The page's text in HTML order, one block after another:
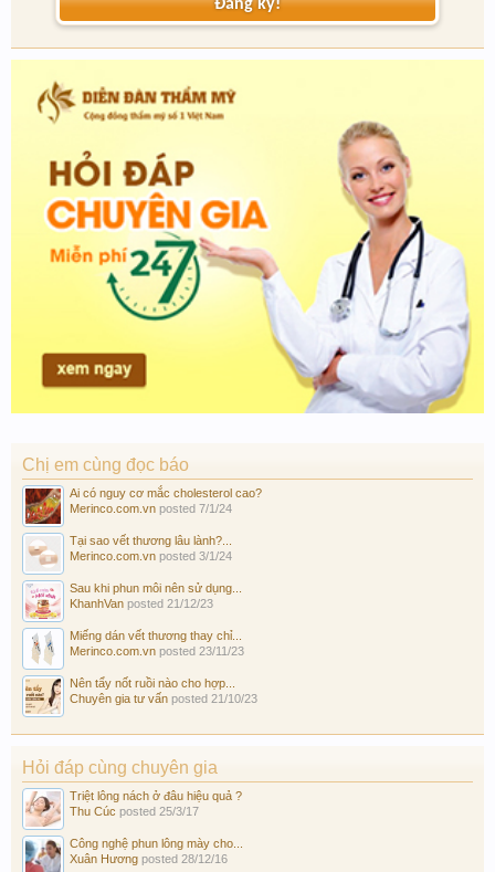
Đăng ký!
Chị em cùng đọc báo
Ai có nguy cơ mắc cholesterol cao?
Merinco.com.vn posted 7/1/24
Tại sao vết thương lâu lành?...
Merinco.com.vn posted 3/1/24
Sau khi phun môi nên sử dụng...
KhanhVan posted 21/12/23
Miếng dán vết thương thay chỉ...
Merinco.com.vn posted 23/11/23
Nên tẩy nốt ruồi nào cho hợp...
Chuyên gia tư vấn posted 21/10/23
Hỏi đáp cùng chuyên gia
Triệt lông nách ở đâu hiệu quả ?
Thu Cúc posted 25/3/17
Công nghệ phun lông mày cho...
Xuân Hương posted 28/12/16